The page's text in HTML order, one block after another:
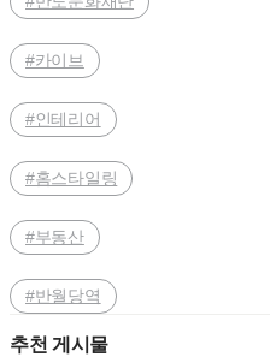
#카이브
#인테리어
#홈스타일링
#부동산
#반월당역
추천 게시물